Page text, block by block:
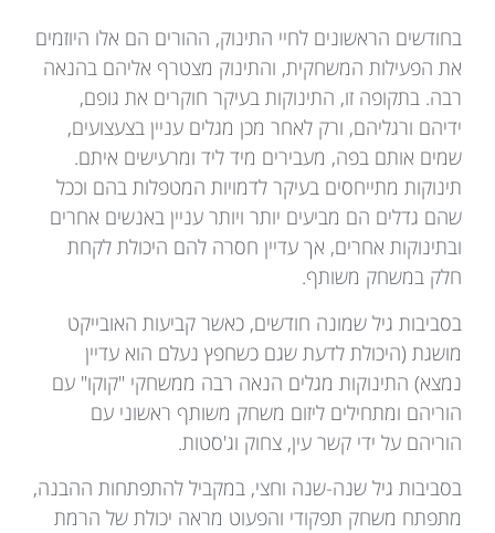
בחודשים הראשונים לחיי התינוק, ההורים הם אלו היוזמים
את הפעילות המשחקית, והתינוק מצטרף אליהם בהנאה
רבה. בתקופה זו, התינוקות בעיקר חוקרים את גופם,
ידיהם ורגליהם, ורק לאחר מכן מגלים עניין בצעצועים,
שמים אותם בפה, מעבירים מיד ליד ומרעישים איתם.
תינוקות מתייחסים בעיקר לדמויות המטפלות בהם וככל
שהם גדלים הם מביעים יותר ויותר עניין באנשים אחרים
ובתינוקות אחרים, אך עדיין חסרה להם היכולת לקחת
חלק במשחק משותף.
בסביבות גיל שמונה חודשים, כאשר קביעות האובייקט
מושגת (היכולת לדעת שגם כשחפץ נעלם הוא עדיין
נמצא) התינוקות מגלים הנאה רבה ממשחקי "קוקו" עם
הוריהם ומתחילים ליזום משחק משותף ראשוני עם
הוריהם על ידי קשר עין, צחוק וג'סטות.
בסביבות גיל שנה-שנה וחצי, במקביל להתפתחות ההבנה,
מתפתח משחק תפקודי והפעוט מראה יכולת של הרמת